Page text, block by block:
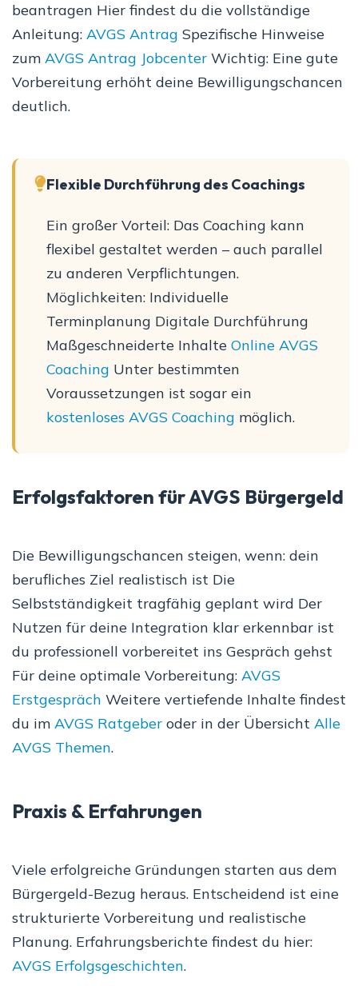
beantragen Hier findest du die vollständige
Anleitung: AVGS Antrag Spezifische Hinweise
zum AVGS Antrag Jobcenter Wichtig: Eine gute
Vorbereitung erhöht deine Bewilligungschancen
deutlich.
Flexible Durchführung des Coachings
Ein großer Vorteil: Das Coaching kann
flexibel gestaltet werden – auch parallel
zu anderen Verpflichtungen.
Möglichkeiten: Individuelle
Terminplanung Digitale Durchführung
Maßgeschneiderte Inhalte Online AVGS
Coaching Unter bestimmten
Voraussetzungen ist sogar ein
kostenloses AVGS Coaching möglich.
Erfolgsfaktoren für AVGS Bürgergeld
Die Bewilligungschancen steigen, wenn: dein
berufliches Ziel realistisch ist Die
Selbstständigkeit tragfähig geplant wird Der
Nutzen für deine Integration klar erkennbar ist
du professionell vorbereitet ins Gespräch gehst
Für deine optimale Vorbereitung: AVGS
Erstgespräch Weitere vertiefende Inhalte findest
du im AVGS Ratgeber oder in der Übersicht Alle
AVGS Themen.
Praxis & Erfahrungen
Viele erfolgreiche Gründungen starten aus dem
Bürgergeld-Bezug heraus. Entscheidend ist eine
strukturierte Vorbereitung und realistische
Planung. Erfahrungsberichte findest du hier:
AVGS Erfolgsgeschichten.